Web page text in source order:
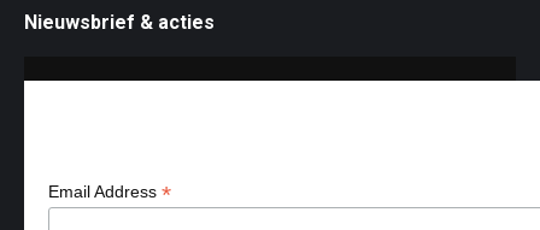
Nieuwsbrief & acties
Email Address *